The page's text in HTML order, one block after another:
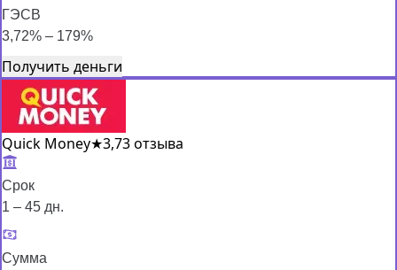
ГЭСВ
3,72% – 179%
Получить деньги
Quick Money★3,73 отзыва
Срок
1 – 45 дн.
Сумма